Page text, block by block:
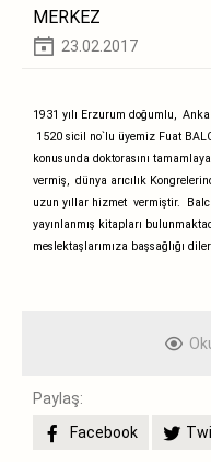
MERKEZ
23.02.2017
1931 yılı Erzurum doğumlu,
1520 sicil no`lu üyemiz Fuat
konusunda doktorasını
vermiş, dünya arıcılık
uzun yıllar hizmet vermiştir.
yayınlanmış kitapları
meslektaşlarımıza başsağlığı
Paylaş:
Facebook